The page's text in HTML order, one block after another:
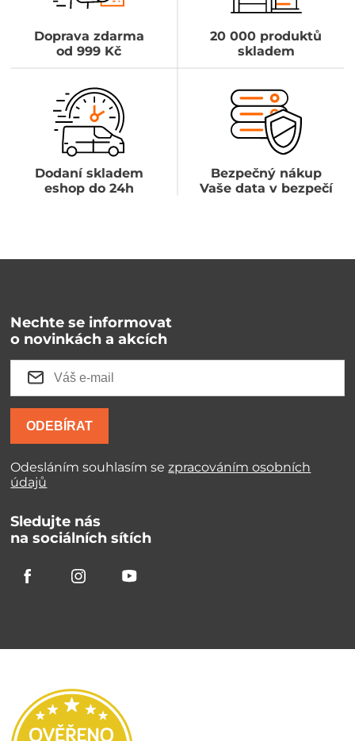
Doprava zdarma
od 999 Kč
20 000 produktů
skladem
Dodaní skladem
eshop do 24h
Bezpečný nákup
Vaše data v bezpečí
Nechte se informovat
o novinkách a akcích
ODEBÍRAT
Odesláním souhlasím sezpracováním osobních
údajů
Sledujte nás
na sociálních sítích